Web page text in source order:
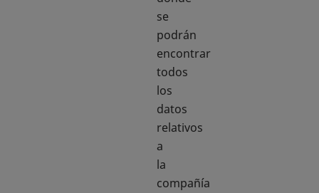
se
podrán
encontrar
todos
los
datos
relativos
a
la
compañía